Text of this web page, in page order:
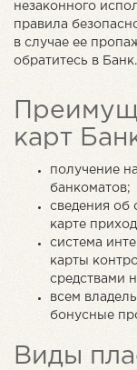
незаконного
правила
в случае ее
обратитесь в Банк.
карт
получение
банкоматов;
сведения об
карте
система
карты
средствами
всем
бонусные
Виды